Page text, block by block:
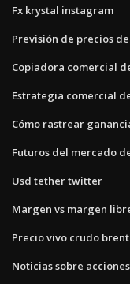
Fx krystal instagram
Previsión de precios
Copiadora comercial
Estrategia comercial
Cómo rastrear
Futuros del mercado
Usd tether twitter
Margen vs margen
Precio vivo crudo brent
Noticias sobre